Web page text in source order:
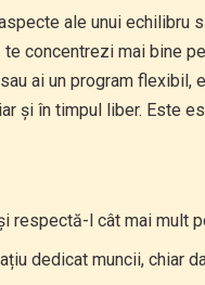
ale unui
te concentrezi mai bine
ai un program
și în timpul liber. Este
respectă-l cât mai mult
dedicat muncii, chiar